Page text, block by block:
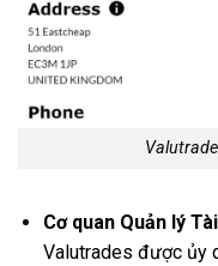
Cơ quan Quản lý
Valutrades được ủy